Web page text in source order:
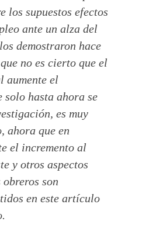
los supuestos efectos
ante un alza del
demostraron hace
no es cierto que el
aumente el
solo hasta ahora se
es muy
ahora que en
el incremento al
y otros aspectos
son
en este artículo